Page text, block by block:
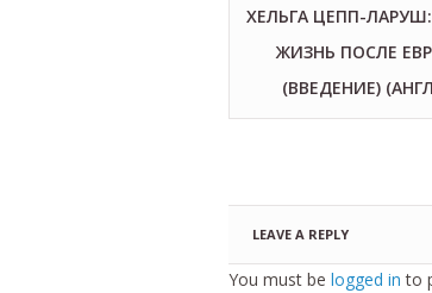
ХЕЛЬГА ЦЕПП-
ЖИЗНЬ ПОСЛЕ
(ВВЕДЕНИЕ)
LEAVE A REPLY
You must be logged in to